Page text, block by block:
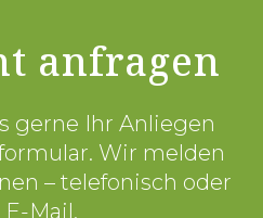
anfragen
gerne Ihr Anliegen
Wir melden
– telefonisch oder
Mail.